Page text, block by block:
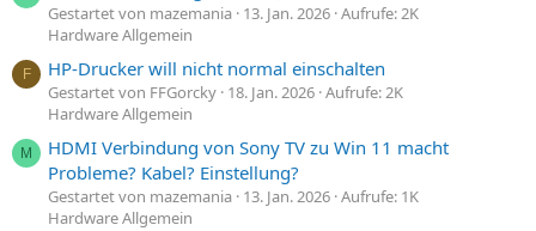
Gestartet von mazemania 13. Jan. 2026 Aufrufe: 2K
Hardware Allgemein
F HP-Drucker will nicht normal einschalten
Gestartet von FFGorcky 18. Jan. 2026 Aufrufe: 2K
Hardware Allgemein
M
HDMI Verbindung von Sony TV zu Win 11 macht
Probleme? Kabel? Einstellung?
Gestartet von mazemania 13. Jan. 2026 Aufrufe: 1K
Hardware Allgemein